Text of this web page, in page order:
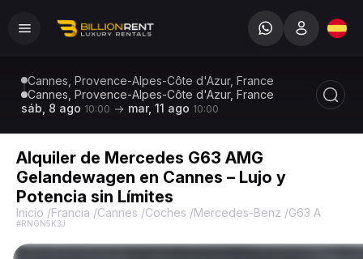
Cannes, Provence-Alpes-Côte d'Azur, France
Cannes, Provence-Alpes-Côte d'Azur, France
sáb, 8 ago 10:00 mar, 11 ago 10:00
Alquiler de Mercedes G63 AMG
Gelandewagen en Cannes – Lujo y
Potencia sin Límites
Inicio /Francia /Cannes /Coches /Mercedes-Benz /G63 AMG
#RNGN5K3J